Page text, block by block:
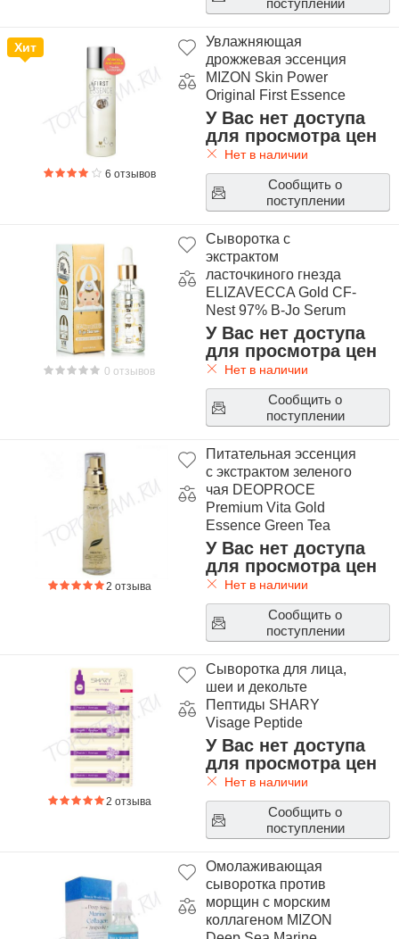
6 отзывов
Хит
Увлажняющая
дрожжевая эссенция
MIZON Skin Power
Original First Essence
У Вас нет доступа
для просмотра цен
Нет в наличии
Сообщить о
поступлении
0 отзывов
Сыворотка с
экстрактом
ласточкиного гнезда
ELIZAVECCA Gold CF-
Nest 97% B-Jo Serum
У Вас нет доступа
для просмотра цен
Нет в наличии
Сообщить о
поступлении
2 отзыва
Питательная эссенция
с экстрактом зеленого
чая DEOPROCE
Premium Vita Gold
Essence Green Tea
У Вас нет доступа
для просмотра цен
Нет в наличии
Сообщить о
поступлении
2 отзыва
Сыворотка для лица,
шеи и декольте
Пептиды SHARY
Visage Peptide
У Вас нет доступа
для просмотра цен
Нет в наличии
Сообщить о
поступлении
Омолаживающая
сыворотка против
морщин с морским
коллагеном MIZON